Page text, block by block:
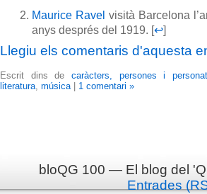
Maurice Ravel visità Barcelona
anys després del 1919. [↩]
Llegiu els comentaris d'aquesta
Escrit dins de caràcters, persones i
literatura, música| 1 comentari »
bloQG 100 — El blog del
Entrades